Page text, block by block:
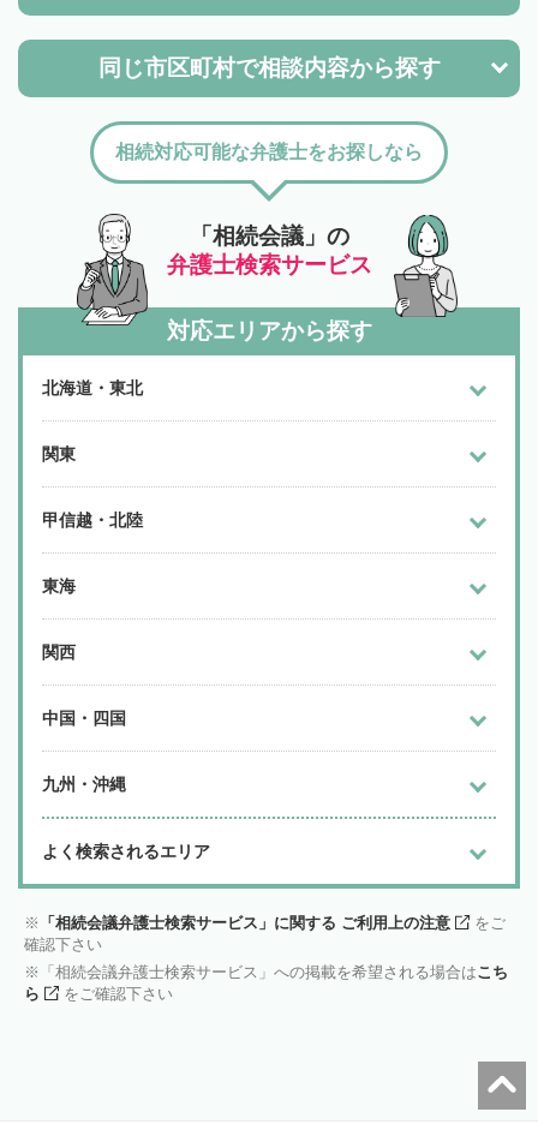
同じ市区町村で相談内容から探す
「相続会議」の
弁護士検索サービス
相続対応可能な弁護士をお探しなら
対応エリアから探す
北海道・東北
関東
甲信越・北陸
東海
関西
中国・四国
九州・沖縄
よく検索されるエリア
「相続会議弁護士検索サービス」に関する ご利用上の注意
をご
確認下さい
「相続会議弁護士検索サービス」への掲載を希望される場合はこち
ら
をご確認下さい